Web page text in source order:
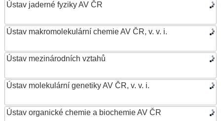
Ústav jaderné fyziky AV ČR
Ústav makromolekulární chemie AV ČR, v. v. i.
Ústav mezinárodních vztahů
Ústav molekulární genetiky AV ČR, v. v. i.
Ústav organické chemie a biochemie AV ČR